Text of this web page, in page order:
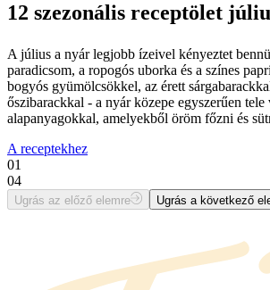
12 szezonális receptölet
A július a nyár legjobb ízeivel kényeztet
paradicsom, a ropogós uborka és a színes
bogyós gyümölcsökkel, az érett
őszibarackkal - a nyár közepe egyszerűen tele
alapanyagokkal, amelyekből öröm főzni és
A receptekhez
01
04
Ugrás az előző elemre Ugrás a következő